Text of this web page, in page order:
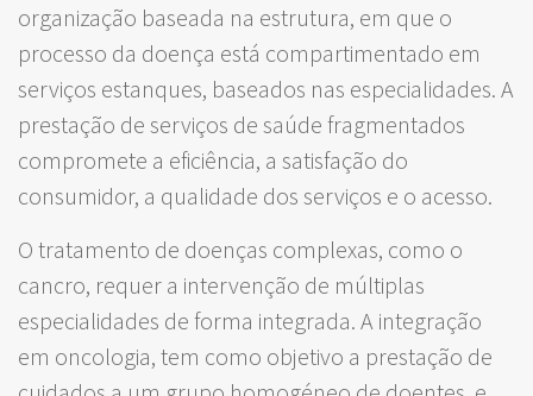
organização baseada na estrutura, em que o
processo da doença está compartimentado em
serviços estanques, baseados nas especialidades. A
prestação de serviços de saúde fragmentados
compromete a eficiência, a satisfação do
consumidor, a qualidade dos serviços e o acesso.
O tratamento de doenças complexas, como o
cancro, requer a intervenção de múltiplas
especialidades de forma integrada. A integração
em oncologia, tem como objetivo a prestação de